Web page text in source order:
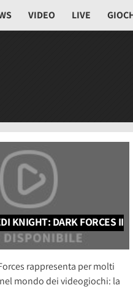
VIDEO LIVE
KNIGHT: DARK FORCES II
rappresenta per molti
mondo dei videogiochi: la